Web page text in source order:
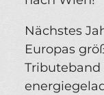
Nächstes
Europas